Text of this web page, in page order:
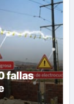
fallas